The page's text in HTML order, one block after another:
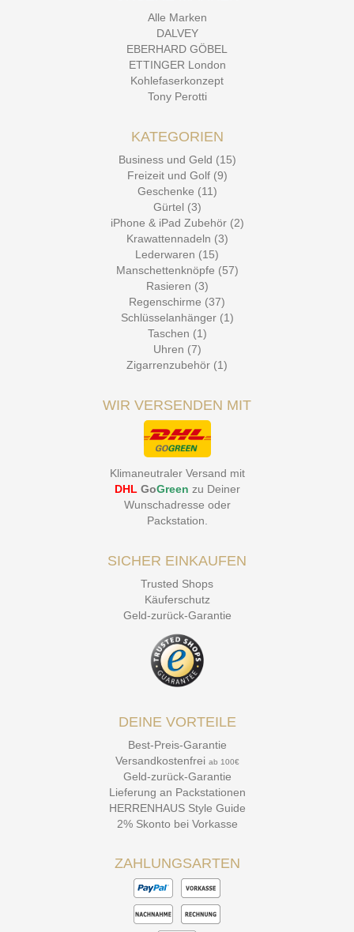
Alle Marken
DALVEY
EBERHARD GÖBEL
ETTINGER London
Kohlefaserkonzept
Tony Perotti
KATEGORIEN
Business und Geld (15)
Freizeit und Golf (9)
Geschenke (11)
Gürtel (3)
iPhone & iPad Zubehör (2)
Krawattennadeln (3)
Lederwaren (15)
Manschettenknöpfe (57)
Rasieren (3)
Regenschirme (37)
Schlüsselanhänger (1)
Taschen (1)
Uhren (7)
Zigarrenzubehör (1)
WIR VERSENDEN MIT
Klimaneutraler Versand mit
DHL GoGreen zu Deiner
Wunschadresse oder
Packstation
SICHER EINKAUFEN
Trusted Shops
Käuferschutz
Geld-zurück-Garantie
DEINE VORTEILE
Best-Preis-Garantie
Versandkostenfrei ab 100€
Geld-zurück-Garantie
Lieferung an Packstationen
HERRENHAUS Style Guide
2% Skonto bei Vorkasse
ZAHLUNGSARTEN